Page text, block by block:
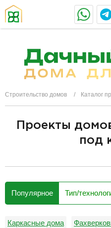
Строительство домов Каталог
Проекты
под
Популярное Тип/
Каркасные дома